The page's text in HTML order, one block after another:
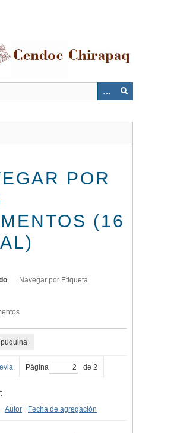
POR
(16
Navegar por Etiqueta
Página de 2
Autor Fecha de agregación